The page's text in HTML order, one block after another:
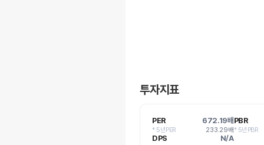
투자지표
PER 672.19배
* 5년PER 233.29배
PBR
* 5년PBR
DPS N/A